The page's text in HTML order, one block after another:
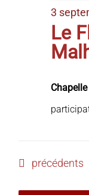
3
Le
Évènements
précédents